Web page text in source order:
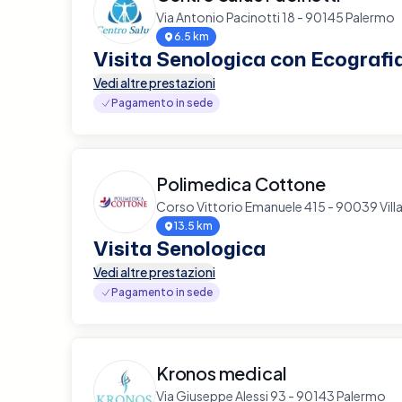
Via Antonio Pacinotti 18 - 90145 Palermo
6.5 km
Visita Senologica con
Vedi altre prestazioni
Pagamento in sede
Polimedica Cottone
Corso Vittorio Emanuele 415 - 90039
13.5 km
Visita Senologica
Vedi altre prestazioni
Pagamento in sede
Kronos medical
Via Giuseppe Alessi 93 - 90143 Palermo